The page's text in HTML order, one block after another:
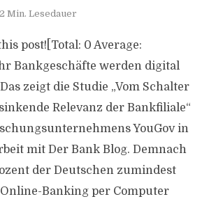
2 Min. Lesedauer
post![Total: 0 Average:
Bankgeschäfte werden digital
zeigt die Studie „Vom Schalter
Relevanz der Bankfiliale“
YouGov in
mit Der Bank Blog. Demnach
der Deutschen zumindest
Banking per Computer